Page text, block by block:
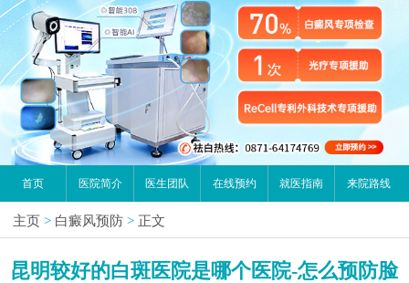
首页 医院简介 医生团队 在线预约 就医指南 来院路线
主页 > 白癜风预防 > 正文
昆明较好的白斑医院是哪个医院-怎么预防脸